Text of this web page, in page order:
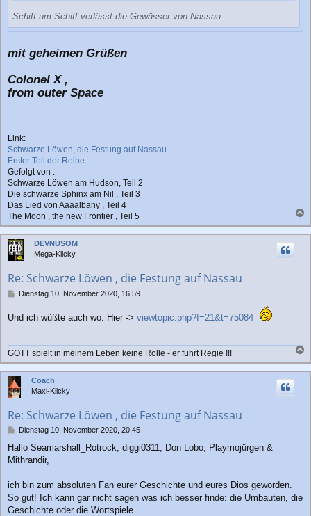
Schiff um Schiff verlässt die Gewässer von Nassau ....
mit geheimen Grüßen
Colonel X ,
from outer Space
Link:
Schwarze Löwen, die Festung auf Nassau
Erster Teil der Reihe
Gefolgt von :
Schwarze Löwen am Hudson, Teil 2
Die schwarze Sphinx am Nil , Teil 3
Das Lied von Aaaalbany , Teil 4
The Moon , the new Frontier , Teil 5
a
c
DEVNUSOM
Mega-Klicky
Re: Schwarze Löwen , die Festung auf Nassau
B
a
g
Dienstag 10. November 2020, 16:59
Und ich wüßte auch wo: Hier -> viewtopic.php?f=21&t=75084
GOTT spielt in meinem Leben keine Rolle - er führt Regie !!!
a
c
Coach
Maxi-Klicky
Re: Schwarze Löwen , die Festung auf Nassau
B
i
t
a
Dienstag 10. November 2020, 20:45
Hallo Seamarshall_Rotrock, diggi0311, Don Lobo, Playmojürgen &
Mithrandir,
ich bin zum absoluten Fan eurer Geschichte und eures Dios geworden.
So gut! Ich kann gar nicht sagen was ich besser finde: die Umbauten, die
Geschichte oder die Wortspiele.